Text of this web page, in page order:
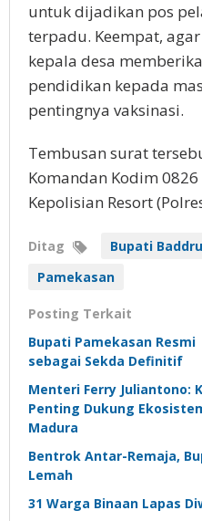
untuk dijadikan pos
terpadu. Keempat,
kepala desa
pendidikan kepada
pentingnya vaksinasi.
Tembusan surat
Komandan Kodim
Kepolisian Resort
Ditag
Bupati
Pamekasan
Posting Terkait
Bupati Pamekasan
sebagai Sekda Definitif
Menteri Ferry Juliantono:
Penting Dukung
Madura
Bentrok Antar-Remaja,
Lemah
31 Warga Binaan Lapas